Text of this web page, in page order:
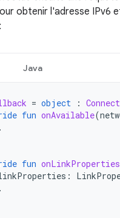
obtenir l'adresse IPv6
Java
= object :
fun onAvailable(
fun
: